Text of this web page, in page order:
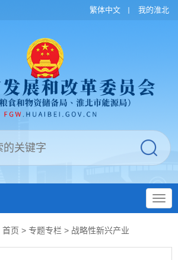
繁体中文 我的淮北
首页 > 专题专栏 > 战略性新兴产业